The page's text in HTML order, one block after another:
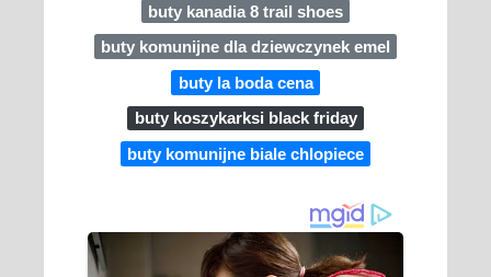
buty kanadia 8 trail shoes
buty komunijne dla dziewczynek emel
buty la boda cena
buty koszykarksi black friday
buty komunijne biale chlopiece